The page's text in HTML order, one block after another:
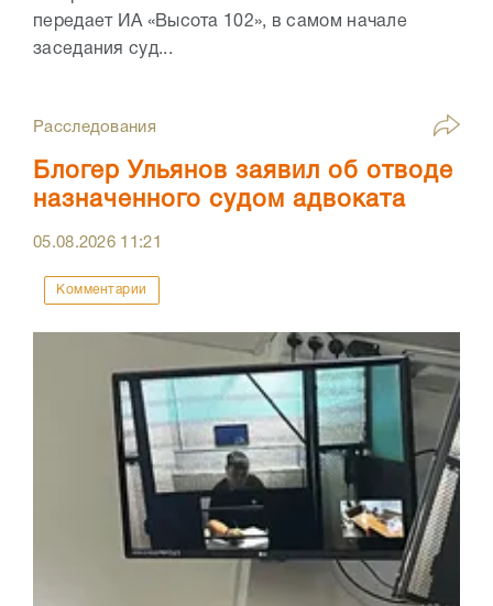
передает ИА «Высота 102», в самом начале
заседания суд...
Расследования
Блогер Ульянов заявил об отводе
назначенного судом адвоката
05.08.2026 11:21
Комментарии